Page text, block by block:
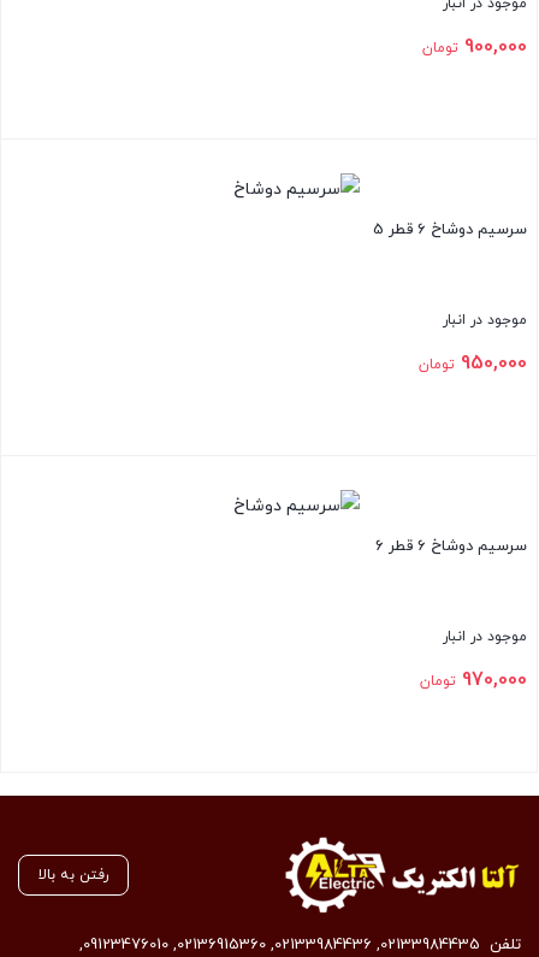
900,000 تومان
سرسیم دوشاخ 6 قطر 5
موجود در انبار
950,000 تومان
سرسیم دوشاخ 6 قطر 6
موجود در انبار
970,000 تومان
رفتن به بالا
تلفن 02133984435
,
02133984436
,
02136915360
,
09123476010
,